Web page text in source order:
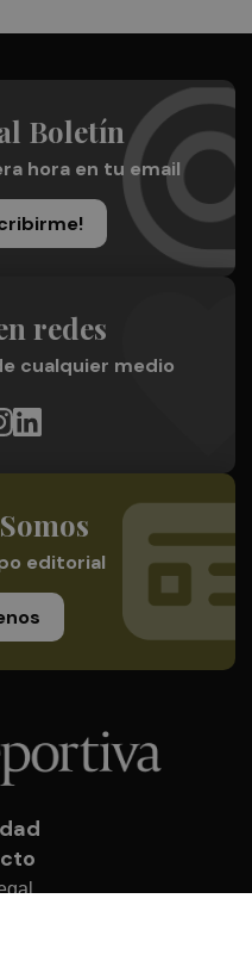
Boletín
hora en tu email
redes
cualquier medio
editorial